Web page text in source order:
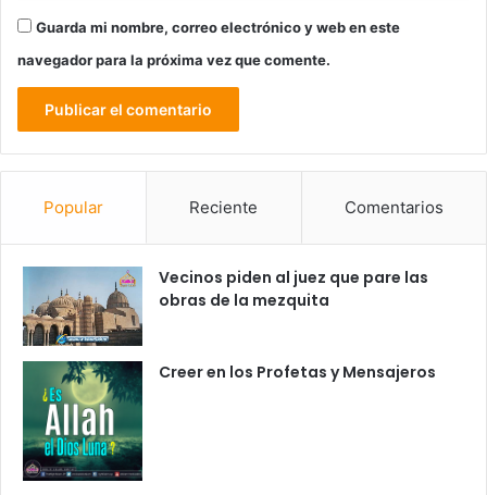
Guarda mi nombre, correo electrónico y web en este
navegador para la próxima vez que comente.
Popular Reciente Comentarios
Vecinos piden al juez que pare las
obras de la mezquita
Creer en los Profetas y Mensajeros